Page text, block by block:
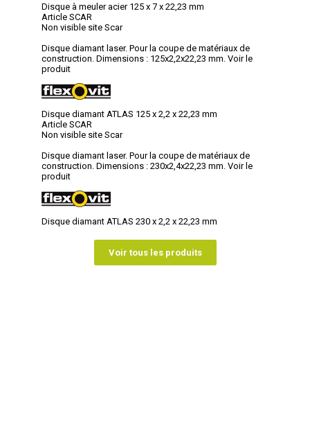
Disque à meuler acier 125 x 7 x 22,23 mm
Article SCAR
Non visible site Scar
Disque diamant laser. Pour la coupe de matériaux de
construction. Dimensions : 125x2,2x22,23 mm. Voir le
produit
Disque diamant ATLAS 125 x 2,2 x 22,23 mm
Article SCAR
Non visible site Scar
Disque diamant laser. Pour la coupe de matériaux de
construction. Dimensions : 230x2,4x22,23 mm. Voir le
produit
Disque diamant ATLAS 230 x 2,2 x 22,23 mm
Voir tous les produits